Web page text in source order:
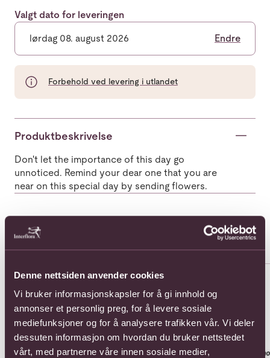
Denne nettsiden anvender cookies
Vi bruker informasjonskapsler for å gi innhold og
annonser et personlig preg, for å levere sosiale
mediefunksjoner og for å analysere trafikken vår. Vi deler
dessuten informasjon om hvordan du bruker nettstedet
vårt, med partnerne våre innen sosiale medier,
Valgt dato for leveringen
lørdag 08. august 2026 Endre
Forbehold ved levering i utlandet
Produktbeskrivelse
Don't let the importance of this day go
unnoticed. Remind your dear one that you are
near on this special day by sending flowers.
Populære buketter i Polen Se alle
Se mer om 100 roses in a